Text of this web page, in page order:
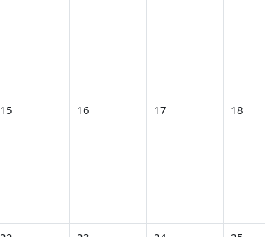
イベントなし 2026年 06月 15日
15 イベントなし 2026年 06月 16日
16 イベントなし 2026年 06
17 イベン
18
イベントなし 2026年 06月 22日イベントなし 2026年 06月 23日
イベントなし 2026年 06
イベン